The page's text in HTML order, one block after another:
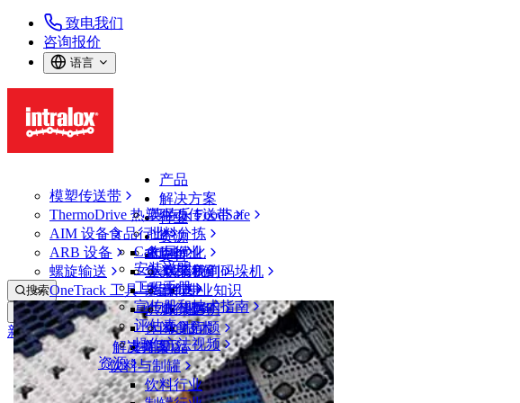
致电我们
咨询报价
语言
产品
模塑传送带
ThermoDrive 热塑驱动传送带
AIM 设备
ARB 设备
螺旋输送
OneTrack 工具与组件
解决方案
英特乐 FoodSafe
批料分拣
布局优化
从包装机到码垛机
专业知识
服务
技术
解决方案
行业
食品行业
禽肉行业
鱼类和海鲜
果蔬行业
烘焙行业
休闲食品
乳制品
饮料与制罐
饮料行业
资源
CalcLab
安装说明
工程手册
宣传册和技术指南
评估表
操作方法视频
资源
支持
联系我们
保证
政策声明
常见问题
支持
搜索
打开菜单
新闻&媒体
新闻与见解
案例研究